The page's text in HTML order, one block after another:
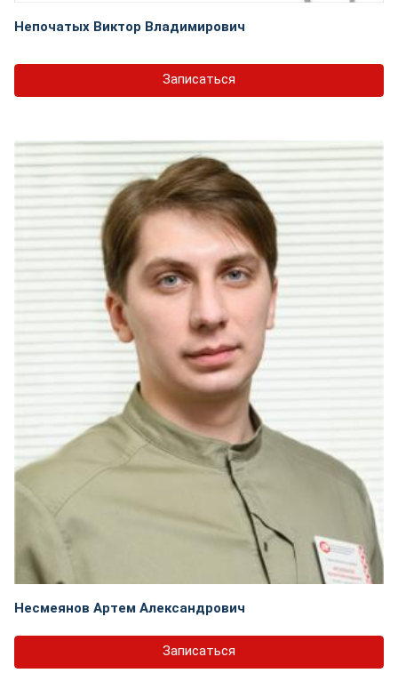
Непочатых Виктор Владимирович
Записаться
Несмеянов Артем Александрович
Записаться